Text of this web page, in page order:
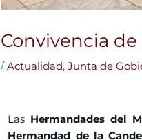
Convivencia
/Actualidad,Junta de
Las Hermandades del
Hermandad de la